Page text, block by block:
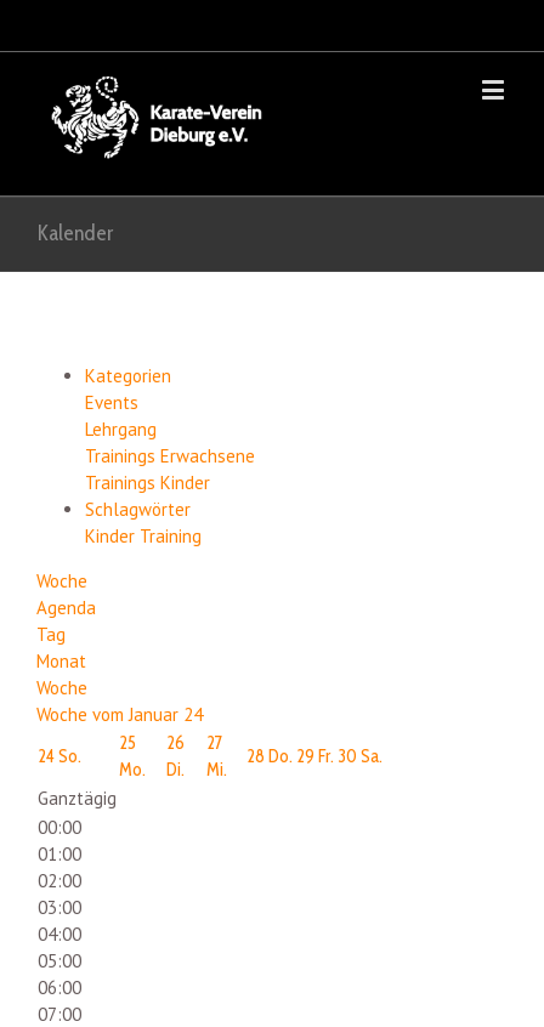
Kalender
Kategorien
Events
Lehrgang
Trainings Erwachsene
Trainings Kinder
Schlagwörter
Kinder Training
Woche
Agenda
Tag
Monat
Woche
Woche vom Januar 24
24So.
25
Mo.
26
Di.
27
Mi.
28 Do. 29 Fr. 30 Sa.
Ganztägig
00:00
01:00
02:00
03:00
04:00
05:00
06:00
07:00